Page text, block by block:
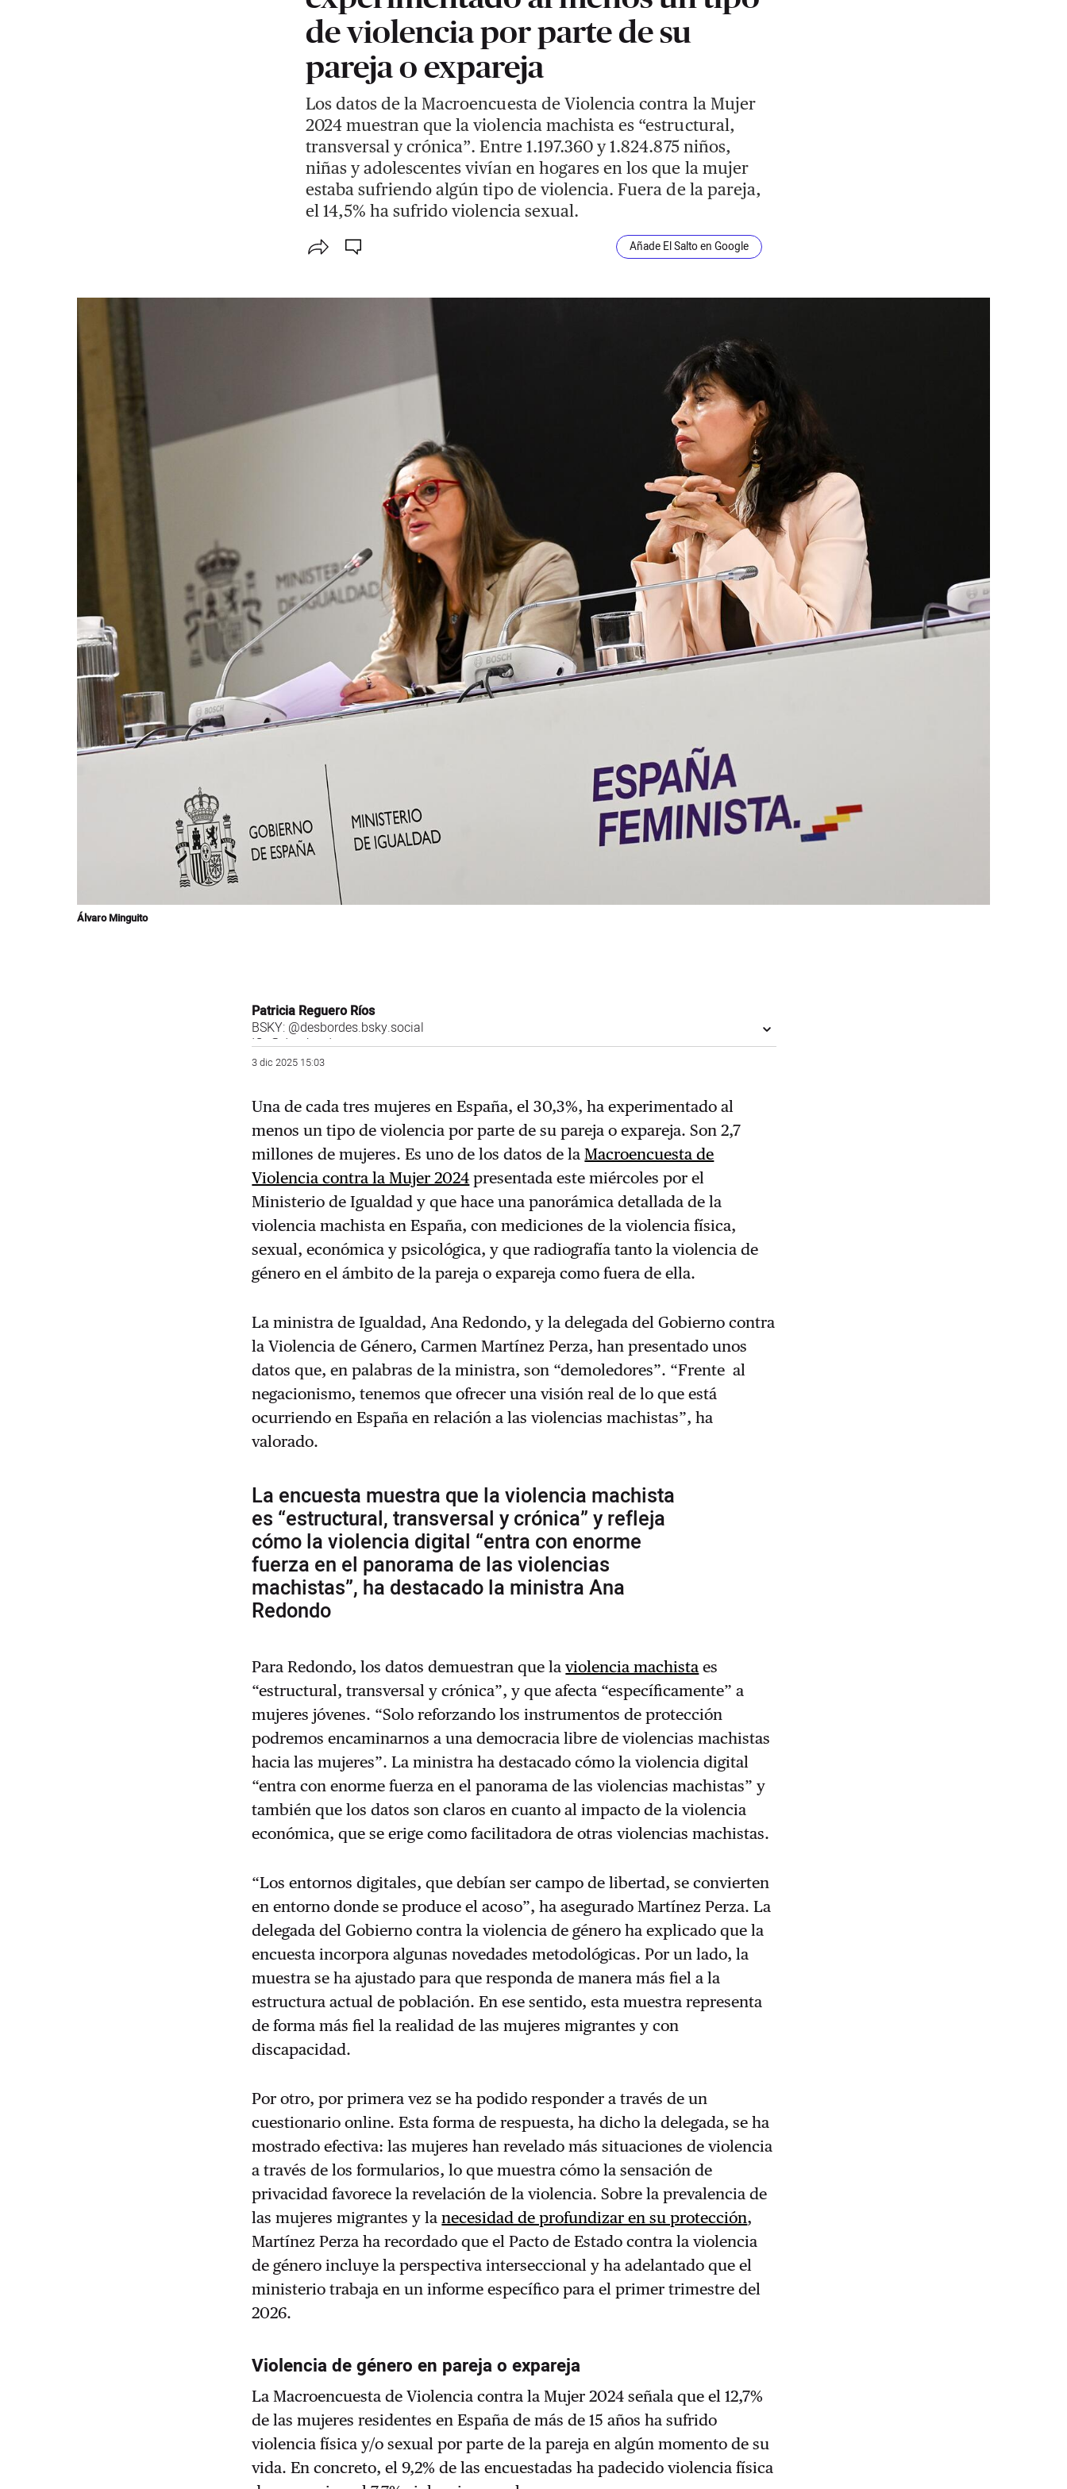
de violencia por parte de su
pareja o expareja
Los datos de la Macroencuesta de Violencia contra la Mujer
2024 muestran que la violencia machista es “estructural,
transversal y crónica”. Entre 1.197.360 y 1.824.875 niños,
niñas y adolescentes vivían en hogares en los que la mujer
estaba sufriendo algún tipo de violencia. Fuera de la pareja,
el 14,5% ha sufrido violencia sexual.
Añade El Salto en Google
Álvaro Minguito
Patricia Reguero Ríos
BSKY: @desbordes.bsky.social
IG:@des_bordes
3 dic 2025 15:03
Una de cada tres mujeres en España, el 30,3%, ha experimentado al
menos un tipo de violencia por parte de su pareja o expareja. Son 2,7
millones de mujeres. Es uno de los datos de laMacroencuesta de
Violencia contra la Mujer 2024 presentada este miércoles por el
Ministerio de Igualdad y que hace una panorámica detallada de la
violencia machista en España, con mediciones de la violencia física,
sexual, económica y psicológica, y que radiografía tanto la violencia de
género en el ámbito de la pareja o expareja como fuera de ella.
La ministra de Igualdad, Ana Redondo, y la delegada del Gobierno contra
la Violencia de Género, Carmen Martínez Perza, han presentado unos
datos que, en palabras de la ministra, son “demoledores”. “Frente al
negacionismo, tenemos que ofrecer una visión real de lo que está
ocurriendo en España en relación a las violencias machistas”, ha
valorado.
La encuesta muestra que la violencia machista
es “estructural, transversal y crónica” y refleja
cómo la violencia digital “entra con enorme
fuerza en el panorama de las violencias
machistas”, ha destacado la ministra Ana
Redondo
Para Redondo, los datos demuestran que laviolencia machista es
“estructural, transversal y crónica”, y que afecta “específicamente” a
mujeres jóvenes. “Solo reforzando los instrumentos de protección
podremos encaminarnos a una democracia libre de violencias machistas
hacia las mujeres”. La ministra ha destacado cómo la violencia digital
“entra con enorme fuerza en el panorama de las violencias machistas” y
también que los datos son claros en cuanto al impacto de la violencia
económica, que se erige como facilitadora de otras violencias machistas.
“Los entornos digitales, que debían ser campo de libertad, se convierten
en entorno donde se produce el acoso”, ha asegurado Martínez Perza. La
delegada del Gobierno contra la violencia de género ha explicado que la
encuesta incorpora algunas novedades metodológicas. Por un lado, la
muestra se ha ajustado para que responda de manera más fiel a la
estructura actual de población. En ese sentido, esta muestra representa
de forma más fiel la realidad de las mujeres migrantes y con
discapacidad.
Por otro, por primera vez se ha podido responder a través de un
cuestionario online. Esta forma de respuesta, ha dicho la delegada, se ha
mostrado efectiva: las mujeres han revelado más situaciones de violencia
a través de los formularios, lo que muestra cómo la sensación de
privacidad favorece la revelación de la violencia. Sobre la prevalencia de
las mujeres migrantes y lanecesidad de profundizar en su protección,
Martínez Perza ha recordado que el Pacto de Estado contra la violencia
de género incluye la perspectiva interseccional y ha adelantado que el
ministerio trabaja en un informe específico para el primer trimestre del
2026.
Violencia de género en pareja o expareja
La Macroencuesta de Violencia contra la Mujer 2024 señala que el 12,7%
de las mujeres residentes en España de más de 15 años ha sufrido
violencia física y/o sexual por parte de la pareja en algún momento de su
vida. En concreto, el 9,2% de las encuestadas ha padecido violencia física